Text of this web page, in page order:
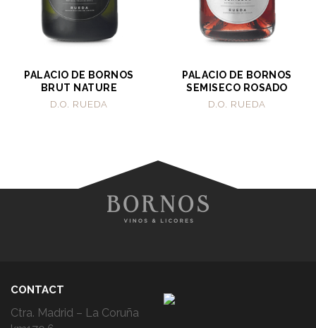
PALACIO DE BORNOS
BRUT NATURE
D.O. RUEDA
PALACIO DE BORNOS
SEMISECO ROSADO
D.O. RUEDA
CONTACT
Ctra. Madrid – La Coruña